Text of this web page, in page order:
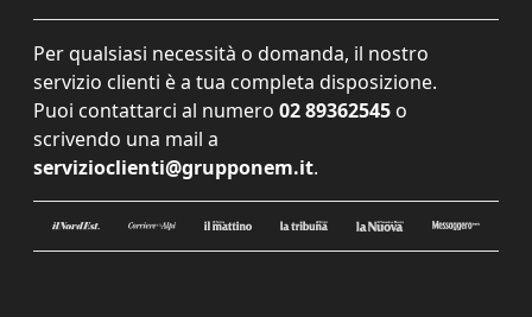
Per qualsiasi necessità o domanda, il nostro
servizio clienti è a tua completa disposizione.
Puoi contattarci al numero 02 89362545 o
scrivendo una mail a
servizioclienti@grupponem.it.